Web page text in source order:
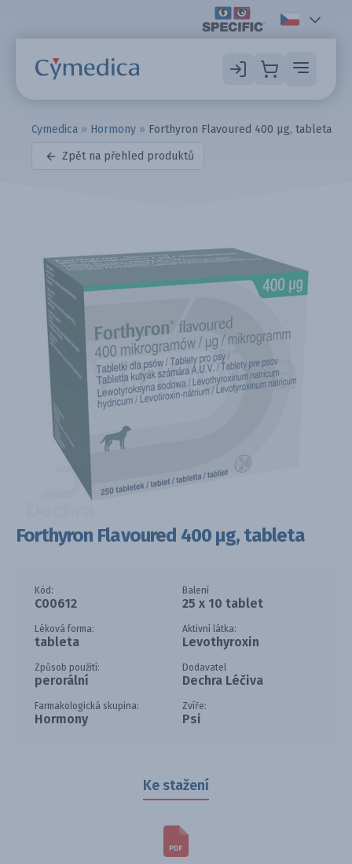
Cymedica » Hormony » Forthyron Flavoured 400 µg, tableta
Zpět na přehled produktů
Forthyron Flavoured 400 µg, tableta
Kód:
C00612
Balení
25 x 10 tablet
Léková forma:
tableta
Aktivní látka:
Levothyroxin
Způsob použití:
perorální
Dodavatel
Dechra Léčiva
Farmakologická skupina:
Hormony
Zvíře:
Psi
Ke stažení